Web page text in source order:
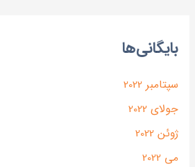
بایگانی‌ها
سپتامبر 2022
جولای 2022
ژوئن 2022
می 2022